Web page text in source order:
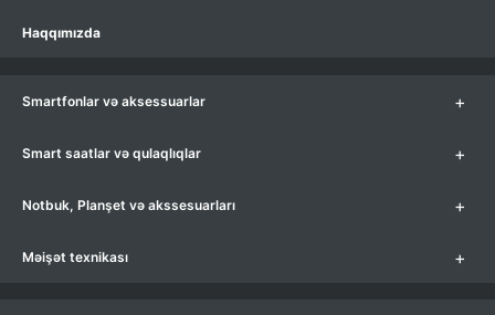
Haqqımızda
Smartfonlar və aksessuarlar +
Smart saatlar və qulaqlıqlar +
Notbuk, Planşet və akssesuarları +
Məişət texnikası +